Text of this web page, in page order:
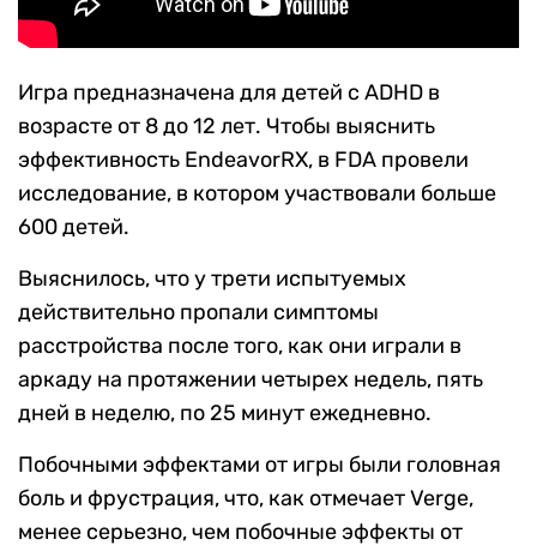
Игра предназначена для детей с ADHD в
возрасте от 8 до 12 лет. Чтобы выяснить
эффективность EndeavorRX, в FDA провели
исследование, в котором участвовали больше
600 детей.
Выяснилось, что у трети испытуемых
действительно пропали симптомы
расстройства после того, как они играли в
аркаду на протяжении четырех недель, пять
дней в неделю, по 25 минут ежедневно.
Побочными эффектами от игры были головная
боль и фрустрация, что, как отмечает Verge,
менее серьезно, чем побочные эффекты от